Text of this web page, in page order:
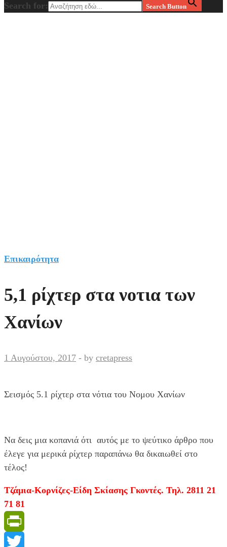
Search for: Search Button
Επικαιρότητα
5,1 ρίχτερ στα νοτια των
Χανίων
1 Αυγούστου, 2017 - by cretapress
Σεισμός 5.1 ρίχτερ στα νότια του Νομου Χανίων
Να δεις μια κοπανιά ότι αυτός με το ψεύτικο άρθρο που
έλεγε για μερικά ρίχτερ παραπάνω θα δικαιωθεί στο
τέλος!
Τζάμια-Κορνίζες-Είδη Σκίασης Γκοντές. Τηλ. 2811 21
71 81
PrintFriendly